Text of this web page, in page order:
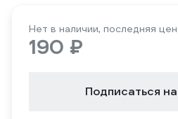
Нет в наличии, последняя
190 ₽
Подписаться